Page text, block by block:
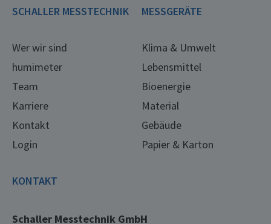
SCHALLER MESSTECHNIK
Wer wir sind
humimeter
Team
Karriere
Kontakt
Login
MESSGERÄTE
Klima & Umwelt
Lebensmittel
Bioenergie
Material
Gebäude
Papier & Karton
KONTAKT
Schaller Messtechnik GmbH